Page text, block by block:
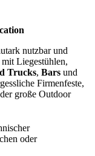
nutzbar und
mit Liegestühlen,
Trucks, Bars und
Firmenfeste,
große Outdoor
oder